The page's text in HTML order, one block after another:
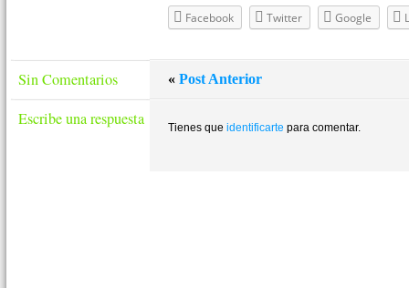
Facebook Twitter Google
Sin Comentarios « Post Anterior
Escribe una respuesta Tienes que identificarte para comentar.